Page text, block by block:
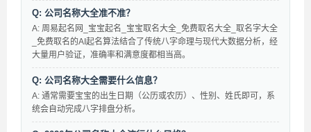
Q: 公司名称大全准不准？
A: 周易起名网_宝宝起名_宝宝取名大全_免费取名大全_取名字大全
_免费取名的AI起名算法结合了传统八字命理与现代大数据分析，经
大量用户验证，准确率和满意度都相当高。
Q: 公司名称大全需要什么信息？
A: 通常需要宝宝的出生日期（公历或农历）、性别、姓氏即可，系
统会自动完成八字排盘分析。